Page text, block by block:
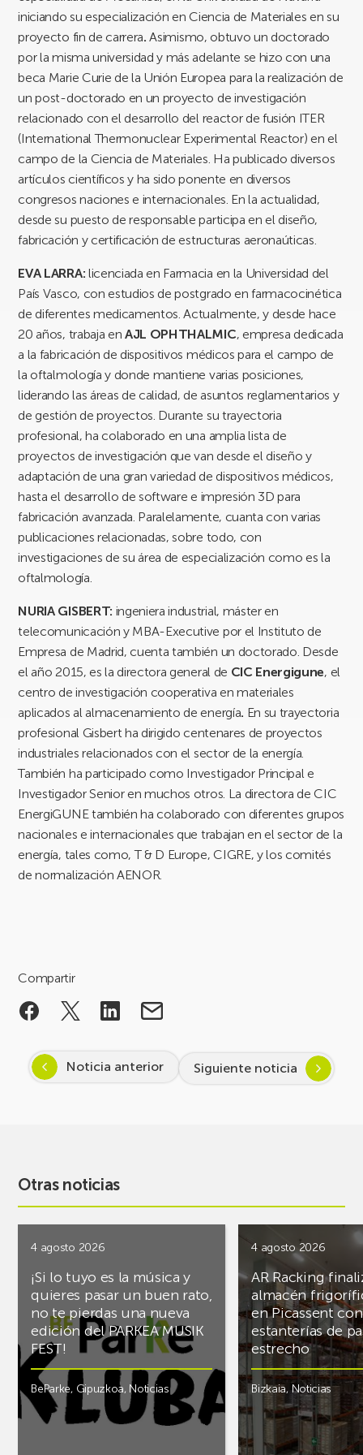
iniciando su especialización en Ciencia de Materiales en su
proyecto fin de carrera.Asimismo, obtuvo un doctorado
por la misma universidad y más adelante se hizo con una
beca Marie Curie de la Unión Europea para la realización de
un post-doctorado en un proyecto de investigación
relacionado con el desarrollo del reactor de fusión ITER
(International Thermonuclear Experimental Reactor) en el
campo de la Ciencia de Materiales. Ha publicado diversos
artículos científicos y ha sido ponente en diversos
congresos naciones e internacionales. En la actualidad,
desde su puesto de responsable participa en el diseño,
fabricación y certificación de estructuras aeronaúticas.
EVA LARRA: licenciada en Farmacia en la Universidad del
País Vasco, con estudios de postgrado en farmacocinética
de diferentes medicamentos. Actualmente, y desde hace
20 años, trabaja enAJL OPHTHALMIC, empresa dedicada
a la fabricación de dispositivos médicos para el campo de
la oftalmología y donde mantiene varias posiciones,
liderando las áreas de calidad, de asuntos reglamentarios y
de gestión de proyectos. Durante su trayectoria
profesional, ha colaborado en una amplia lista de
proyectos de investigación que van desde el diseño y
adaptación de una gran variedad de dispositivos médicos,
hasta el desarrollo de software e impresión 3D para
fabricación avanzada. Paralelamente, cuanta con varias
publicaciones relacionadas, sobre todo, con
investigaciones de su área de especialización como es la
oftalmología.
NURIA GISBERT: ingeniera industrial, máster en
telecomunicación y MBA-Executive por el Instituto de
Empresa de Madrid, cuenta también un doctorado. Desde
el año 2015, es la directora general de CIC Energigune, el
centro de investigación cooperativa en materiales
aplicados al almacenamiento de energía. En su trayectoria
profesional Gisbert ha dirigido centenares de proyectos
industriales relacionados con el sector de la energía.
También ha participado como Investigador Principal e
Investigador Senior en muchos otros. La directora de CIC
EnergiGUNE también ha colaborado con diferentes grupos
nacionales e internacionales que trabajan en el sector de la
energía, tales como, T & D Europe, CIGRE, y los comités
de normalización AENOR.
Compartir
Noticia anterior Siguiente noticia
Otras noticias
4 agosto 2026
¡Si lo tuyo es la música y
quieres pasar un buen rato,
no te pierdas una nueva
edición del PARKEA MUSIK
FEST!
BeParke, Gipuzkoa, Noticias
4 agosto 2026
AR Racking
almacén
en Picassent con
estanterías de
estrecho
Bizkaia,Noticias